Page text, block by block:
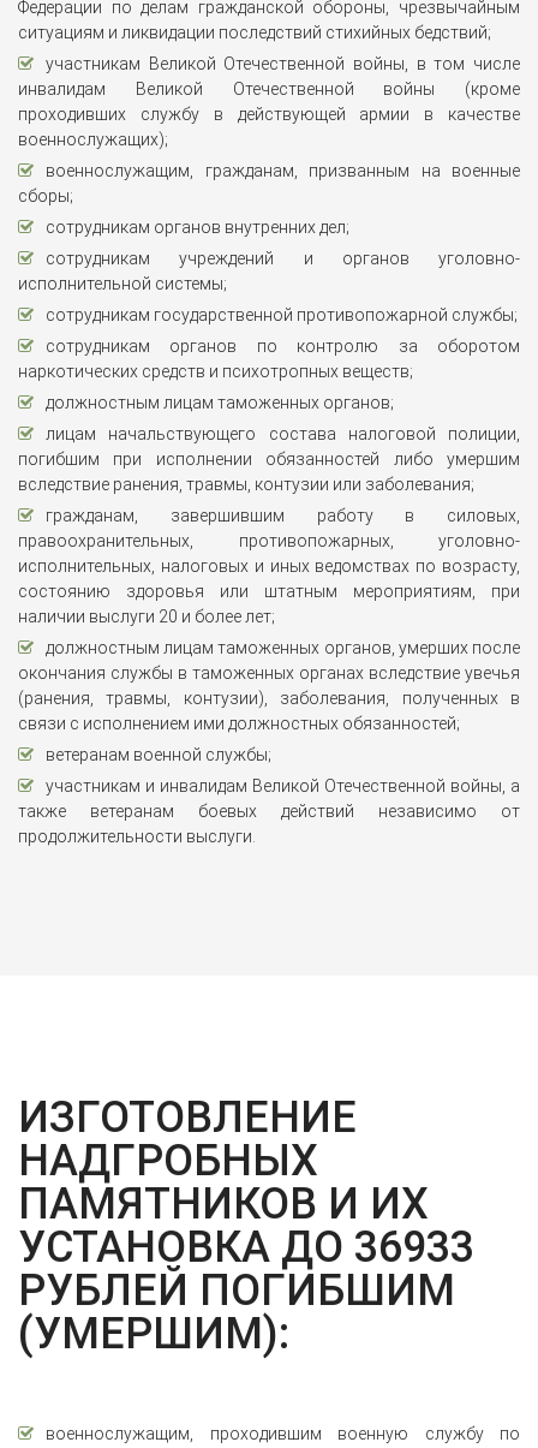
ВАШЕ ИМЯ
ВАШ ТЕЛЕФОН*
Cогласиие на обработку персональных данных
Федерации по делам гражданской обороны, чрезвычайным
ситуациям и ликвидации последствий стихийных бедствий;
участникам Великой Отечественной войны, в том числе
инвалидам Великой Отечественной войны (кроме
проходивших службу в действующей армии в качестве
военнослужащих);
военнослужащим, гражданам, призванным на военные
сборы;
сотрудникам органов внутренних дел;
сотрудникам учреждений и органов уголовно-
исполнительной системы;
сотрудникам государственной противопожарной службы;
сотрудникам органов по контролю за оборотом
наркотических средств и психотропных веществ;
должностным лицам таможенных органов;
лицам начальствующего состава налоговой полиции,
погибшим при исполнении обязанностей либо умершим
вследствие ранения, травмы, контузии или заболевания;
гражданам, завершившим работу в силовых,
правоохранительных, противопожарных, уголовно-
исполнительных, налоговых и иных ведомствах по возрасту,
состоянию здоровья или штатным мероприятиям, при
наличии выслуги 20 и более лет;
должностным лицам таможенных органов, умерших после
окончания службы в таможенных органах вследствие увечья
(ранения, травмы, контузии), заболевания, полученных в
связи с исполнением ими должностных обязанностей;
ветеранам военной службы;
участникам и инвалидам Великой Отечественной войны, а
также ветеранам боевых действий независимо от
продолжительности выслуги.
ИЗГОТОВЛЕНИЕ
НАДГРОБНЫХ
ПАМЯТНИКОВ И ИХ
УСТАНОВКА ДО 36933
РУБЛЕЙ ПОГИБШИМ
(УМЕРШИМ):
военнослужащим, проходившим военную службу по